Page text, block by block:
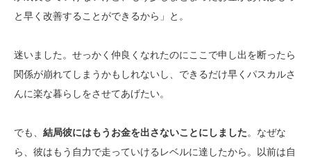
と早く改善することができるから」と。
迷いました。せっかく仲良くなれたのにここで申し出を断ったら
関係が崩れてしまうかもしれないし、できるだけ早くパスカルさ
んに楽な暮らしをさせてあげたい。
でも、 結局彼にはもうお金を出さないことにしました。なぜな
ら、彼はもう自力で走っていけるレベルに達したから。以前は自